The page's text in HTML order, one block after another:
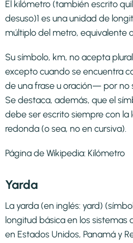
El kilómetro (también escrito
desuso)1​ es una unidad de
múltiplo del metro, equivalente
Su símbolo, km, no acepta
excepto cuando se encuentra
de una frase u oración— por no
Se destaca, además, que el
debe ser escrito siempre con la
redonda (o sea, no en cursiva).
Página de Wikipedia: Kilómetro
Yarda
La yarda (en inglés: yard)
longitud básica en los sistemas
en Estados Unidos, Panamá y